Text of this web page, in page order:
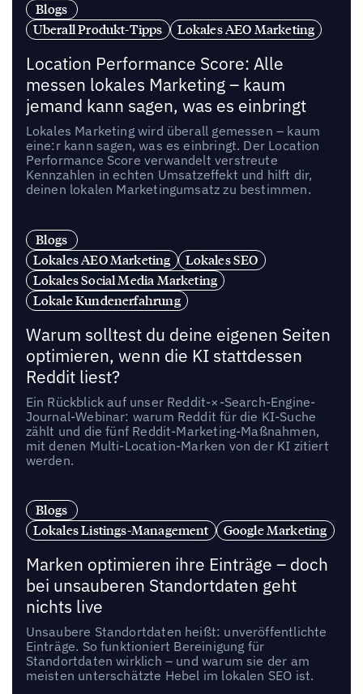
Blogs
Uberall Produkt-Tipps
Lokales AEO Marketing
Location Performance Score: Alle
messen lokales Marketing – kaum
jemand kann sagen, was es einbringt
Lokales Marketing wird überall gemessen – kaum
eine:r kann sagen, was es einbringt. Der Location
Performance Score verwandelt verstreute
Kennzahlen in echten Umsatzeffekt und hilft dir,
deinen lokalen Marketingumsatz zu bestimmen.
Blogs
Lokales AEO Marketing
Lokales SEO
Lokales Social Media Marketing
Lokale Kundenerfahrung
Warum solltest du deine eigenen Seiten
optimieren, wenn die KI stattdessen
Reddit liest?
Ein Rückblick auf unser Reddit-×-Search-Engine-
Journal-Webinar: warum Reddit für die KI-Suche
zählt und die fünf Reddit-Marketing-Maßnahmen,
mit denen Multi-Location-Marken von der KI zitiert
werden.
Blogs
Lokales Listings-Management
Google Marketing
Marken optimieren ihre Einträge – doch
bei unsauberen Standortdaten geht
nichts live
Unsaubere Standortdaten heißt: unveröffentlichte
Einträge. So funktioniert Bereinigung für
Standortdaten wirklich – und warum sie der am
meisten unterschätzte Hebel im lokalen SEO ist.